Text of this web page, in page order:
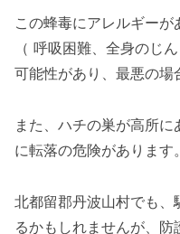
この蜂毒にアレルギー
（ 呼吸困難、全身のじ
可能性があり、最悪の場
また、ハチの巣が高所
に転落の危険があります。
北都留郡丹波山村でも
るかもしれませんが、